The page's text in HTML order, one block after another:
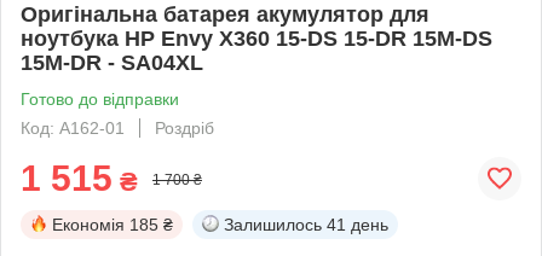
Оригінальна батарея акумулятор для
ноутбука HP Envy X360 15-DS 15-DR 15M-DS
15M-DR - SA04XL
Готово до відправки
Код: A162-01
Роздріб
1 515 ₴ 1 700 ₴
Економія 185 ₴ Залишилось 41 день